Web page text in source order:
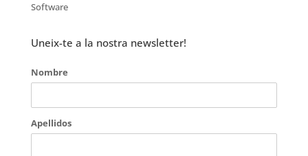
Software
Uneix-te a la nostra newsletter!
Nombre
Apellidos